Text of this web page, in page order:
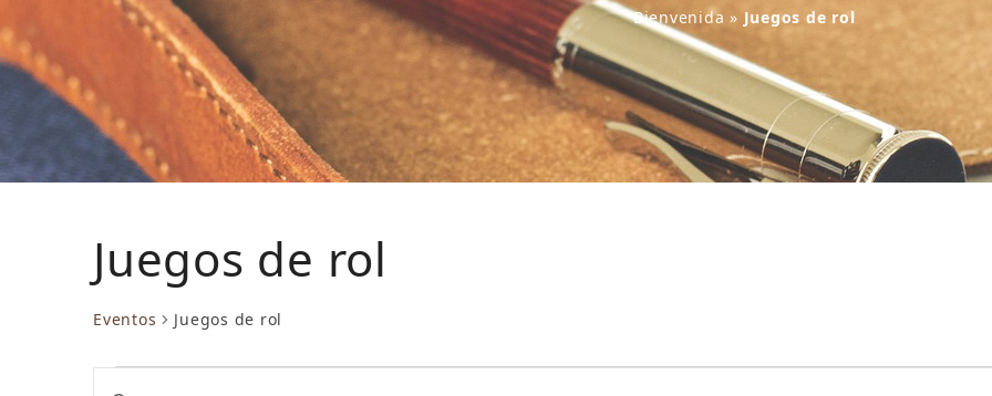
Bienvenida » Juegos de rol
Juegos de rol
Eventos Juegos de rol
N